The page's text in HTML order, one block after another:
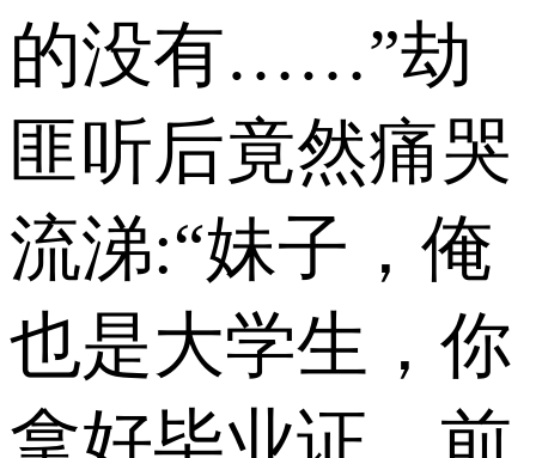
的没有……”劫
匪听后竟然痛哭
流涕:“妹子，俺
也是大学生，你